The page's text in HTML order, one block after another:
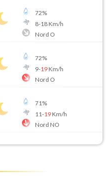
72%
8-18Km/h
Nord O
72%
9-19Km/h
Nord O
71%
11-19Km/h
Nord NO